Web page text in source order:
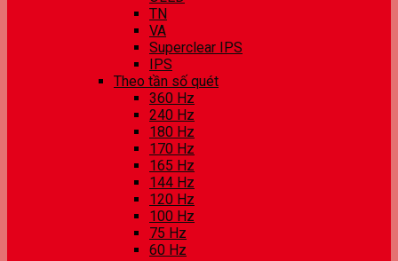
TN
VA
Superclear IPS
IPS
Theo tần số quét
360 Hz
240 Hz
180 Hz
170 Hz
165 Hz
144 Hz
120 Hz
100 Hz
75 Hz
60 Hz